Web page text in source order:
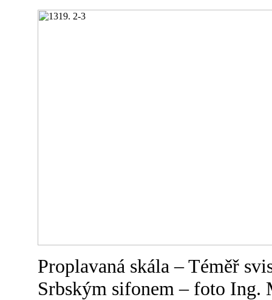
Proplavaná skála – Téměř
Srbským sifonem – foto Ing.